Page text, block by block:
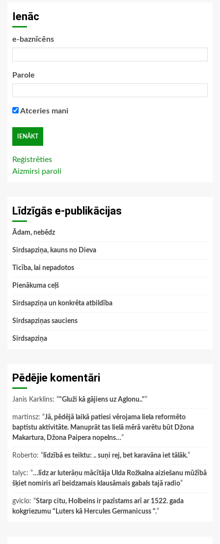
Ienāc
e-baznīcēns
Parole
Atceries mani
Reģistrēties
Aizmirsi paroli
Līdzīgās e-publikācijas
Ādam, nebēdz
Sirdsapziņa, kauns no Dieva
Ticība, lai nepadotos
Pienākuma ceļš
Sirdsapziņa un konkrēta atbildība
Sirdsapziņas sauciens
Sirdsapziņa
Pēdējie komentāri
Janis Karklins: “"Gluži kā gājiens uz Aglonu.."”
martinsz: “Jā, pēdējā laikā patiesi vērojama liela reformēto
baptistu aktivitāte. Manuprāt tas lielā mērā varētu būt Džona
Makartura, Džona Paipera nopelns…”
Roberto: “ līdzībā es teiktu: .. suņi rej, bet karavāna iet tālāk.”
talyc: “…līdz ar luterāņu mācītāja Ulda Rožkalna aiziešanu mūžībā
šķiet nomiris arī beidzamais klausāmais gabals tajā radio”
gviclo: “Starp citu, Holbeins ir pazīstams arī ar 1522. gada
kokgriezumu "Luters kā Hercules Germanicuss ".”